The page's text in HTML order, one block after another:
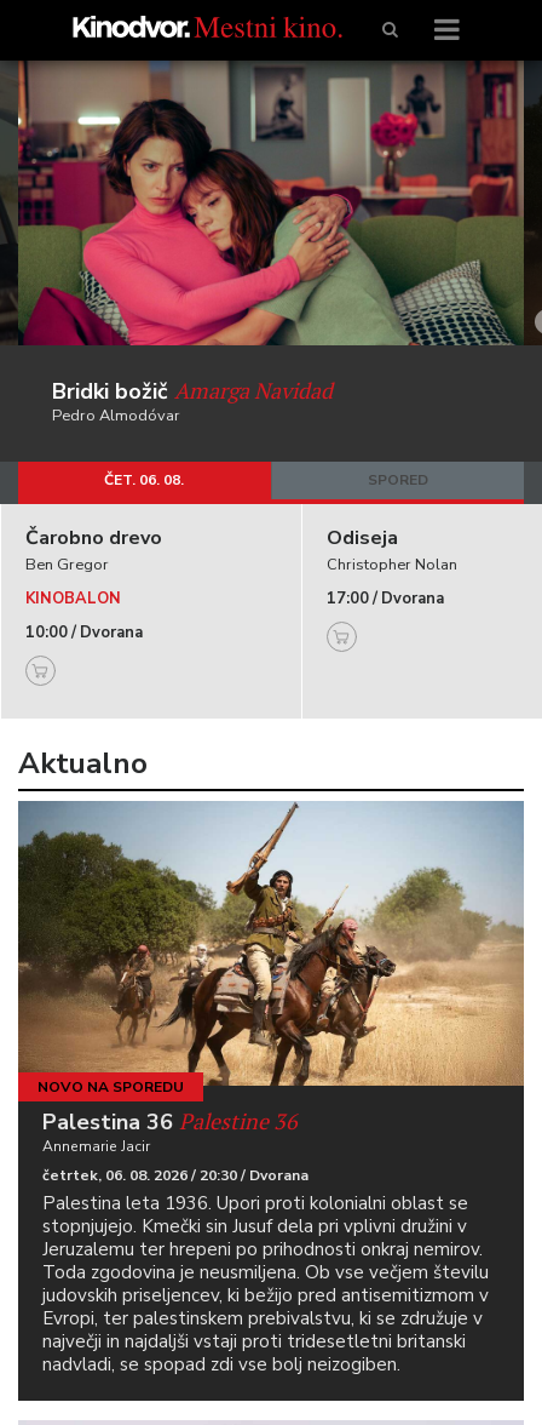
Bridki božič Amarga Navidad
Pedro Almodóvar
ČET. 06. 08. SPORED
Čarobno drevo
Ben Gregor
KINOBALON
10:00 / Dvorana
Odiseja
Christopher Nolan
17:00 / Dvorana
Aktualno
NOVO NA SPOREDU
Palestina 36 Palestine 36
Annemarie Jacir
četrtek, 06. 08. 2026 / 20:30 / Dvorana
Palestina leta 1936. Upori proti kolonialni oblast se
stopnjujejo. Kmečki sin Jusuf dela pri vplivni družini v
Jeruzalemu ter hrepeni po prihodnosti onkraj nemirov.
Toda zgodovina je neusmiljena. Ob vse večjem številu
judovskih priseljencev, ki bežijo pred antisemitizmom v
Evropi, ter palestinskem prebivalstvu, ki se združuje v
največji in najdaljši vstaji proti tridesetletni britanski
nadvladi, se spopad zdi vse bolj neizogiben.